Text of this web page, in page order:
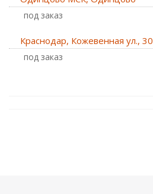
Под заказ
Краснодар, Кожевенная ул., 30
Под заказ